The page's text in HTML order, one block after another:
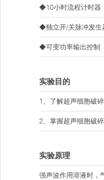
◆10小时流程计时器
◆独立开/关脉冲发生
◆可变功率输出控制
实验目的
1、了解超声细胞破
2、掌握超声细胞破
实验原理
强声波作用溶液时，